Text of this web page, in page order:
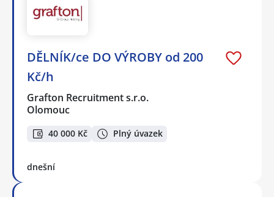
DĚLNÍK/ce DO VÝROBY od 200
Kč/h
Grafton Recruitment s.r.o.
Olomouc
40 000 Kč Plný úvazek
dnešní